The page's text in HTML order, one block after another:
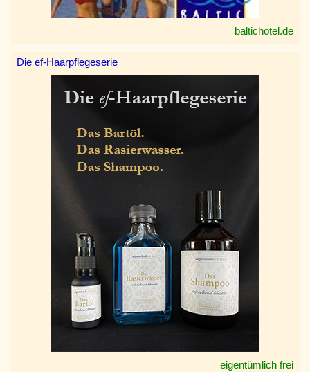
baltichotel.de
Die ef-Haarpflegeserie
eigentümlich frei